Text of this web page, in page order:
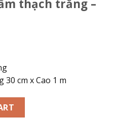
thạch trắng –
30 cm x Cao 1 m
Bồ Tát đứng đài sen đá